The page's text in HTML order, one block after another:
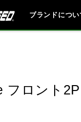
ブランドについ
フロント